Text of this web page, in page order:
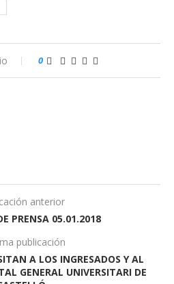
0
anterior
PRENSA 05.01.2018
publicación
A LOS INGRESADOS Y AL
GENERAL UNIVERSITARI DE